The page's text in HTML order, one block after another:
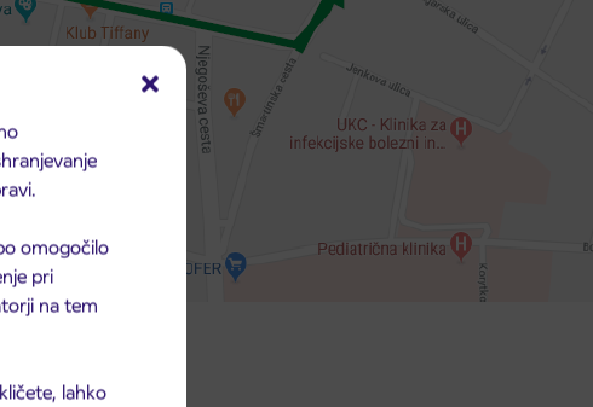
omogočilo
pri
na tem
lahko